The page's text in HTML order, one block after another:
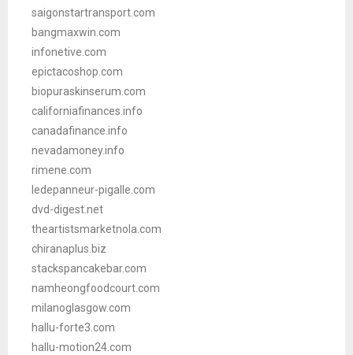
saigonstartransport.com
bangmaxwin.com
infonetive.com
epictacoshop.com
biopuraskinserum.com
californiafinances.info
canadafinance.info
nevadamoney.info
rimene.com
ledepanneur-pigalle.com
dvd-digest.net
theartistsmarketnola.com
chiranaplus.biz
stackspancakebar.com
namheongfoodcourt.com
milanoglasgow.com
hallu-forte3.com
hallu-motion24.com